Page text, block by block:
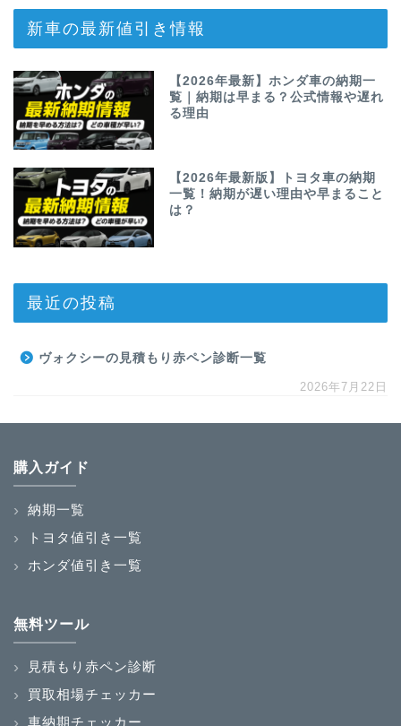
新車の最新値引き情報
【2026年最新】ホンダ車の納期一
覧｜納期は早まる？公式情報や遅れ
る理由
【2026年最新版】トヨタ車の納期
一覧！納期が遅い理由や早まること
は？
最近の投稿
ヴォクシーの見積もり赤ペン診断一覧
2026年7月22日
購入ガイド
納期一覧
トヨタ値引き一覧
ホンダ値引き一覧
無料ツール
見積もり赤ペン診断
買取相場チェッカー
車納期チェッカー